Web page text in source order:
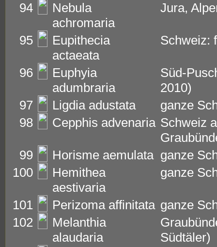
94
Nebula
achromaria
Jura,
95
Eupithecia
actaeata
Schweiz:
96
Euphyia
adumbraria
Süd-
2010)
97
Ligdia adustata
ganze
98
Cepphis advenaria Schweiz
99
Horisme aemulata ganze
100
Hemithea
aestivaria
ganze
101 Perizoma affinitata ganze
102
Melanthia
alaudaria
Südtäler)